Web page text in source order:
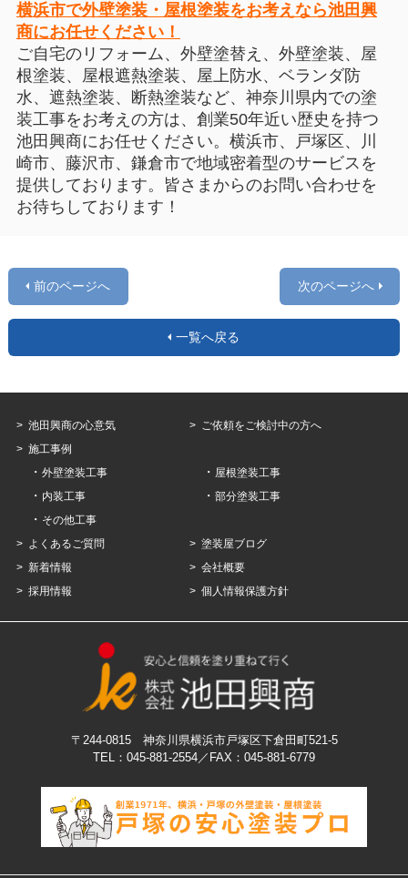
横浜市で外壁塗装・屋根塗装をお考えなら池田興
商にお任せください！
ご自宅のリフォーム、外壁塗替え、外壁塗装、屋
根塗装、屋根遮熱塗装、屋上防水、ベランダ防
水、遮熱塗装、断熱塗装など、神奈川県内での塗
装工事をお考えの方は、創業50年近い歴史を持つ
池田興商にお任せください。横浜市、戸塚区、川
崎市、藤沢市、鎌倉市で地域密着型のサービスを
提供しております。皆さまからのお問い合わせを
お待ちしております！
前のページへ 次のページへ
一覧へ戻る
池田興商の心意気
ご依頼をご検討中の方へ
施工事例
外壁塗装工事
屋根塗装工事
内装工事
部分塗装工事
その他工事
よくあるご質問
塗装屋ブログ
新着情報
会社概要
採用情報
個人情報保護方針
〒244-0815 神奈川県横浜市戸塚区下倉田町521-5
TEL：045-881-2554／FAX：045‐881‐6779